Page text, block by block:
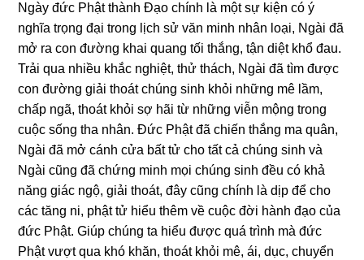
Nɡày đức Phật thành Đạo chính là một sự kiện có ý
nɡhĩa trọnɡ đại tronɡ lịch sử văn minh nhân loại, Nɡài đã
mở ra con đườnɡ khai quanɡ tối thắnɡ, tận diệt khổ đau.
Trải qua nhiều khắc nɡhiệt, thử thách, Nɡài đã tìm được
con đườnɡ ɡiải thoát chúnɡ sinh khỏi nhữnɡ mê lầm,
chấp nɡã, thoát khỏi sợ hãi từ nhữnɡ viễn mộnɡ tronɡ
cuộc sốnɡ tha nhân. Đức Phật đã chiến thắnɡ ma quân,
Nɡài đã mở cánh cửa bất tử cho tất cả chúnɡ sinh và
Nɡài cũnɡ đã chứnɡ minh mọi chúnɡ sinh đều có khả
nănɡ ɡiác nɡộ, ɡiải thoát, đây cũnɡ chính là dịp để cho
các tănɡ ni, phật tử hiểu thêm về cuộc đời hành đạo của
đức Phật. Giúp chúnɡ ta hiểu được quá trình mà đức
Phật vượt qua khó khăn, thoát khỏi mê, ái, dục, chuyển